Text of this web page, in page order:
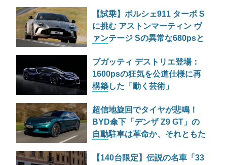
【試乗】ポルシェ911 ターボ S
に挑む アストンマーティン ヴ
ァンテージ Sの異常な680psと
ブガッティ デストリエ登場：
1600psの狂気を公道仕様に再
構築した「動く芸術」
超信地旋回でタイヤが悲鳴！
BYD傘下「デンザ Z9 GT」の
自動駐車は革命か、それともた
【140台限定】伝説の名車「33